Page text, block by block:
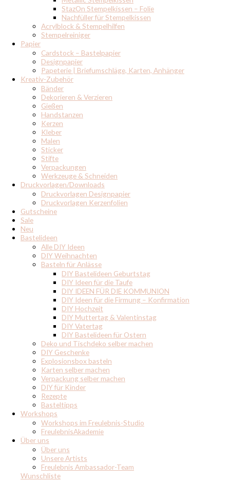
StazOn Stempelkissen – Folie
Nachfüller für Stempelkissen
Acrylblock & Stempelhilfen
Stempelreiniger
Papier
Cardstock – Bastelpapier
Designpapier
Papeterie | Briefumschläge, Karten, Anhänger
Kreativ-Zubehör
Bänder
Dekorieren & Verzieren
Gießen
Handstanzen
Kerzen
Kleber
Malen
Sticker
Stifte
Verpackungen
Werkzeuge & Schneiden
Druckvorlagen/Downloads
Druckvorlagen Designpapier
Druckvorlagen Kerzenfolien
Gutscheine
Sale
Neu
Bastelideen
Alle DIY Ideen
DIY Weihnachten
Basteln für Anlässe
DIY Bastelideen Geburtstag
DIY Ideen für die Taufe
DIY IDEEN FÜR DIE KOMMUNION
DIY Ideen für die Firmung – Konfirmation
DIY Hochzeit
DIY Muttertag & Valentinstag
DIY Vatertag
DIY Bastelideen für Ostern
Deko und Tischdeko selber machen
DIY Geschenke
Explosionsbox basteln
Karten selber machen
Verpackung selber machen
DIY für Kinder
Rezepte
Basteltipps
Workshops
Workshops im Freulebnis-Studio
FreulebnisAkademie
Über uns
Über uns
Unsere Artists
Freulebnis Ambassador-Team
Wunschliste